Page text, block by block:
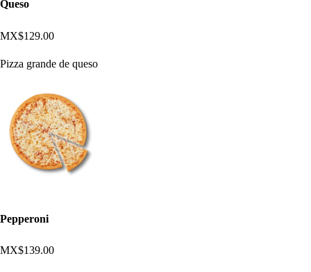
Queso
MX$129.00
Pizza grande de queso
Pepperoni
MX$139.00